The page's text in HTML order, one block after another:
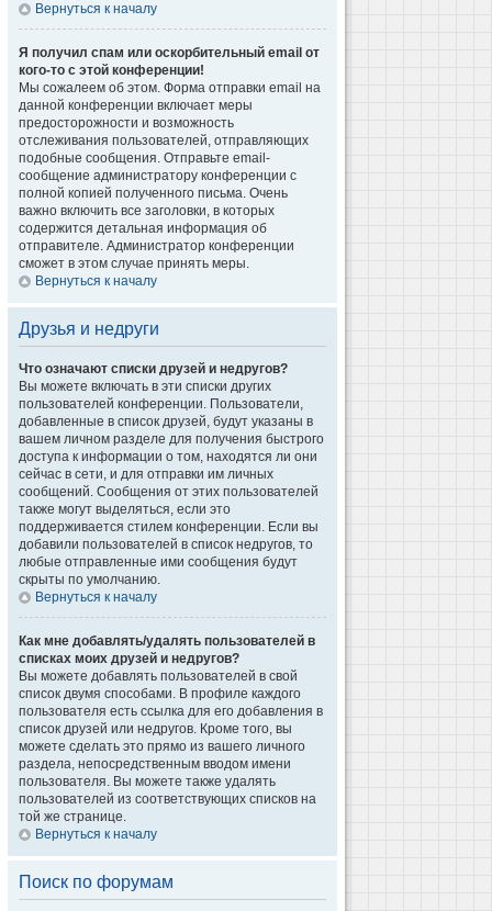
Вернуться к началу
Я получил спам или оскорбительный email от
кого-то с этой конференции!
Мы сожалеем об этом. Форма отправки email на
данной конференции включает меры
предосторожности и возможность
отслеживания пользователей, отправляющих
подобные сообщения. Отправьте email-
сообщение администратору конференции с
полной копией полученного письма. Очень
важно включить все заголовки, в которых
содержится детальная информация об
отправителе. Администратор конференции
сможет в этом случае принять меры.
Вернуться к началу
Друзья и недруги
Что означают списки друзей и недругов?
Вы можете включать в эти списки других
пользователей конференции. Пользователи,
добавленные в список друзей, будут указаны в
вашем личном разделе для получения быстрого
доступа к информации о том, находятся ли они
сейчас в сети, и для отправки им личных
сообщений. Сообщения от этих пользователей
также могут выделяться, если это
поддерживается стилем конференции. Если вы
добавили пользователей в список недругов, то
любые отправленные ими сообщения будут
скрыты по умолчанию.
Вернуться к началу
Как мне добавлять/удалять пользователей в
списках моих друзей и недругов?
Вы можете добавлять пользователей в свой
список двумя способами. В профиле каждого
пользователя есть ссылка для его добавления в
список друзей или недругов. Кроме того, вы
можете сделать это прямо из вашего личного
раздела, непосредственным вводом имени
пользователя. Вы можете также удалять
пользователей из соответствующих списков на
той же странице.
Вернуться к началу
Поиск по форумам